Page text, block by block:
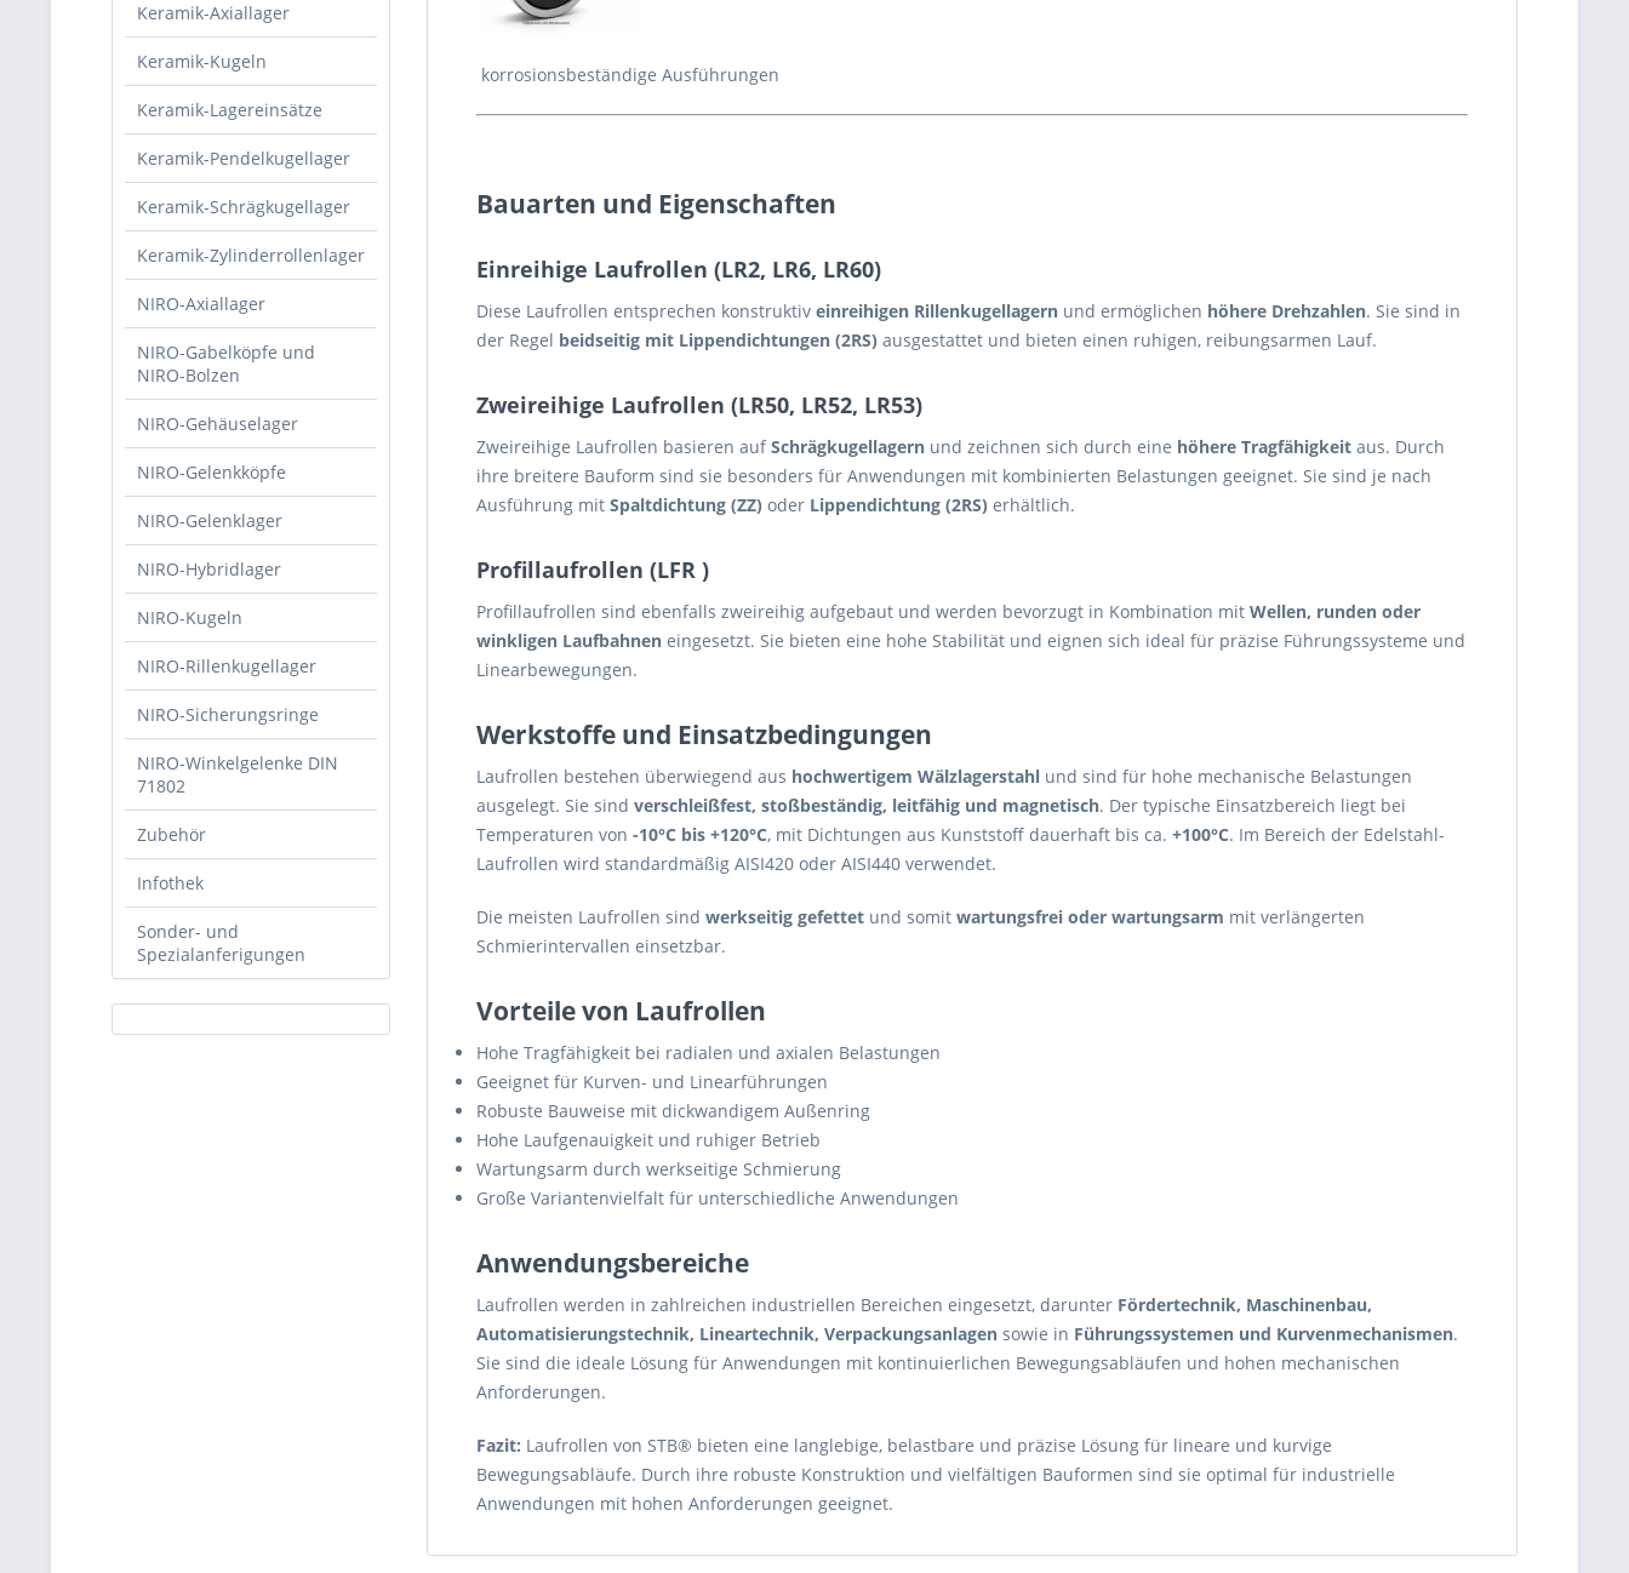
Keramik-Axiallager
Keramik-Kugeln
Keramik-Lagereinsätze
Keramik-Pendelkugellager
Keramik-Schrägkugellager
Keramik-Zylinderrollenlager
NIRO-Axiallager
NIRO-Gabelköpfe und
NIRO-Bolzen
NIRO-Gehäuselager
NIRO-Gelenkköpfe
NIRO-Gelenklager
NIRO-Hybridlager
NIRO-Kugeln
NIRO-Rillenkugellager
NIRO-Sicherungsringe
NIRO-Winkelgelenke DIN
71802
Zubehör
Infothek
Sonder- und
Spezialanferigungen
korrosionsbeständige Ausführungen
Bauarten und Eigenschaften
Einreihige Laufrollen (LR2, LR6, LR60)
Diese Laufrollen entsprechen konstruktiv einreihigen Rillenkugellagern und ermöglichen höhere Drehzahlen. Sie sind in
der Regel beidseitig mit Lippendichtungen (2RS) ausgestattet und bieten einen ruhigen, reibungsarmen Lauf.
Zweireihige Laufrollen (LR50, LR52, LR53)
Zweireihige Laufrollen basieren aufSchrägkugellagern und zeichnen sich durch eine höhere Tragfähigkeit aus. Durch
ihre breitere Bauform sind sie besonders für Anwendungen mit kombinierten Belastungen geeignet. Sie sind je nach
Ausführung mit Spaltdichtung (ZZ) oder Lippendichtung (2RS) erhältlich.
Profillaufrollen (LFR )
Profillaufrollen sind ebenfalls zweireihig aufgebaut und werden bevorzugt in Kombination mit Wellen, runden oder
winkligen Laufbahnen eingesetzt. Sie bieten eine hohe Stabilität und eignen sich ideal für präzise Führungssysteme und
Linearbewegungen.
Werkstoffe und Einsatzbedingungen
Laufrollen bestehen überwiegend aus hochwertigem Wälzlagerstahl und sind für hohe mechanische Belastungen
ausgelegt. Sie sind verschleißfest, stoßbeständig, leitfähig und magnetisch. Der typische Einsatzbereich liegt bei
Temperaturen von -10°C bis +120°C, mit Dichtungen aus Kunststoff dauerhaft bis ca. +100°C. Im Bereich der Edelstahl-
Laufrollen wird standardmäßig AISI420 oder AISI440 verwendet.
Die meisten Laufrollen sind werkseitig gefettet und somit wartungsfrei oder wartungsarm mit verlängerten
Schmierintervallen einsetzbar.
Vorteile von Laufrollen
Hohe Tragfähigkeit bei radialen und axialen Belastungen
Geeignet für Kurven- und Linearführungen
Robuste Bauweise mit dickwandigem Außenring
Hohe Laufgenauigkeit und ruhiger Betrieb
Wartungsarm durch werkseitige Schmierung
Große Variantenvielfalt für unterschiedliche Anwendungen
Anwendungsbereiche
Laufrollen werden in zahlreichen industriellen Bereichen eingesetzt, darunter Fördertechnik, Maschinenbau,
Automatisierungstechnik, Lineartechnik, Verpackungsanlagen sowie in Führungssystemen und Kurvenmechanismen.
Sie sind die ideale Lösung für Anwendungen mit kontinuierlichen Bewegungsabläufen und hohen mechanischen
Anforderungen.
Fazit: Laufrollen von STB® bieten eine langlebige, belastbare und präzise Lösung für lineare und kurvige
Bewegungsabläufe. Durch ihre robuste Konstruktion und vielfältigen Bauformen sind sie optimal für industrielle
Anwendungen mit hohen Anforderungen geeignet.